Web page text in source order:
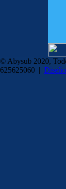
© Abysub 2020,
625625060 |